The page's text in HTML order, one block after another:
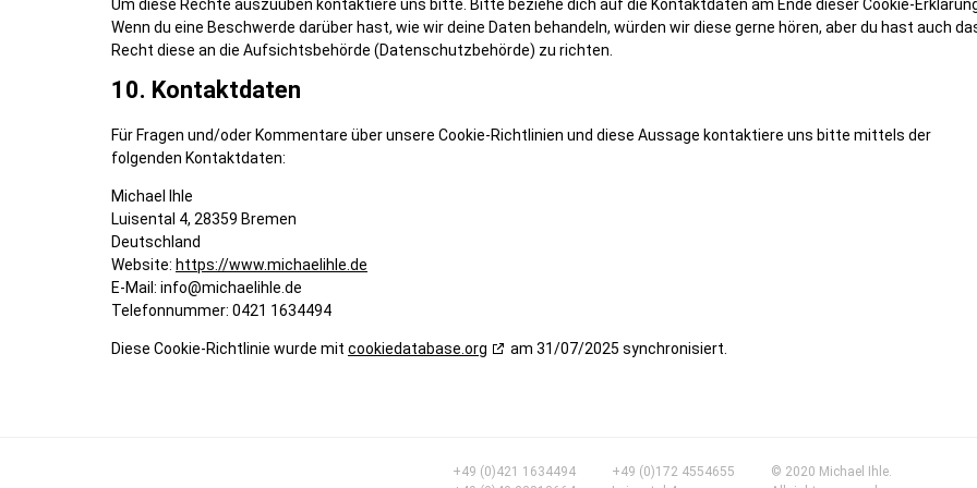
Um diese Rechte auszuüben kontaktiere uns bitte. Bitte beziehe dich auf die Kontaktdaten am Ende dieser Cookie-
Wenn du eine Beschwerde darüber hast, wie wir deine Daten behandeln, würden wir diese gerne hören, aber du hast auch
Recht diese an die Aufsichtsbehörde (Datenschutzbehörde) zu richten.
10. Kontaktdaten
Für Fragen und/oder Kommentare über unsere Cookie-Richtlinien und diese Aussage kontaktiere uns bitte mittels der
folgenden Kontaktdaten:
Michael Ihle
Luisental 4, 28359 Bremen
Deutschland
Website: https://www.michaelihle.de
E-Mail: info@michaelihle.de
Telefonnummer: 0421 1634494
Diese Cookie-Richtlinie wurde mit cookiedatabase.org am 31/07/2025 synchronisiert.
+49 (0)421 1634494
+49 (0)172 4554655
© 2020 Michael Ihle.